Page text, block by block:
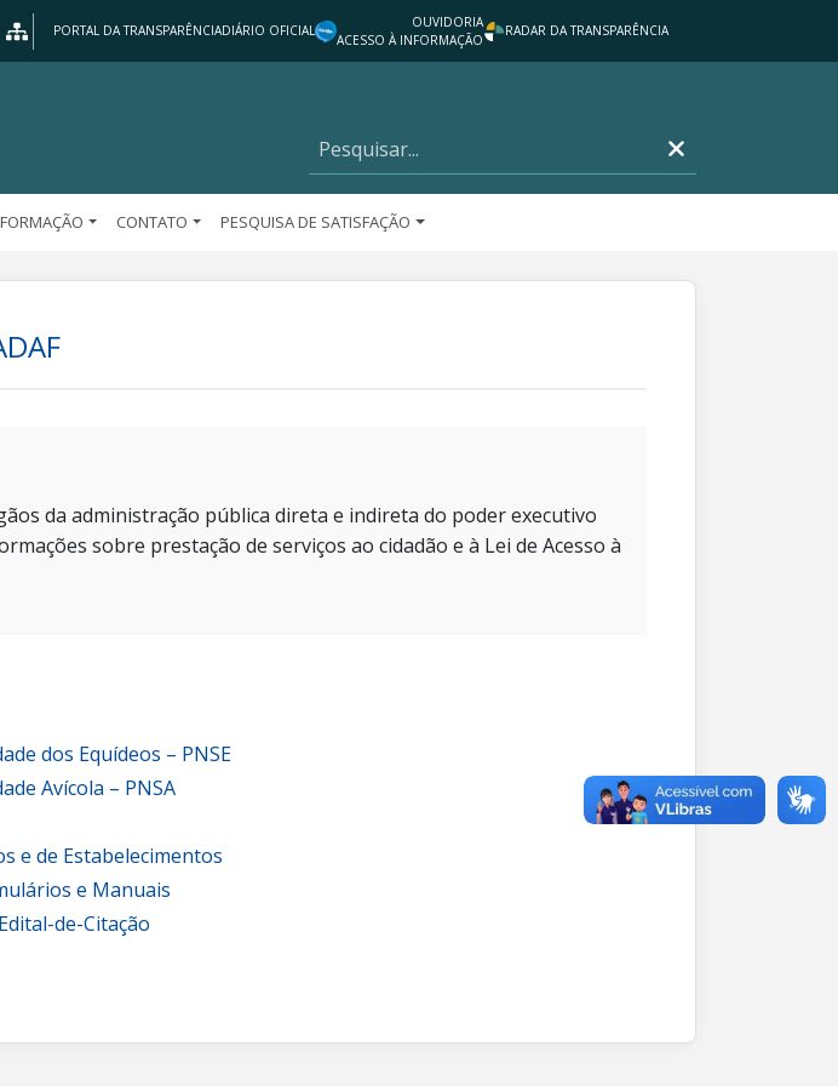
PORTAL DA TRANSPARÊNCIADIÁRIO OFICIAL
OUVIDORIA
ACESSO À INFORMAÇÃO
RADAR DA TRANSPARÊNCIA
CONTATO PESQUISA DE SATISFAÇÃO
da administração pública direta e indireta do poder executivo
sobre prestação de serviços ao cidadão e à Lei de Acesso à
dos Equídeos – PNSE
Avícola – PNSA
e de Estabelecimentos
e Manuais
de-Citação